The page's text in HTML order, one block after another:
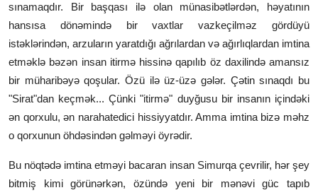
sınamaqdır. Bir başqası ilə olan münasibətlərdən, həyatının
hansısa dönəmində bir vaxtlar vazkeçilməz gördüyü
istəklərindən, arzuların yaratdığı ağrılardan və ağırlıqlardan imtina
etməklə bəzən insan itirmə hissinə qapılıb öz daxilində amansız
bir müharibəyə qoşular. Özü ilə üz-üzə gələr. Çətin sınaqdı bu
"Sirat"dan keçmək... Çünki "itirmə" duyğusu bir insanın içindəki
ən qorxulu, ən narahatedici hissiyyatdır. Amma imtina bizə məhz
o qorxunun öhdəsindən gəlməyi öyrədir.
Bu nöqtədə imtina etməyi bacaran insan Simurqa çevrilir, hər şey
bitmiş kimi görünərkən, özündə yeni bir mənəvi güc tapıb